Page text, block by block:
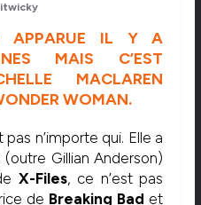
APPARUE IL Y A
MAIS C’EST
MACLAREN
WOMAN.
n’importe qui. Elle a
Gillian Anderson)
X-Files, ce n’est pas
de Breaking Bad et